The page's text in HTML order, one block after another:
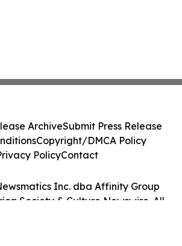
Inc. dba Affinity Group
Society & Culture Newswire. All
ArchiveSubmit Press Release
Copyright/DMCA Policy
PolicyContact